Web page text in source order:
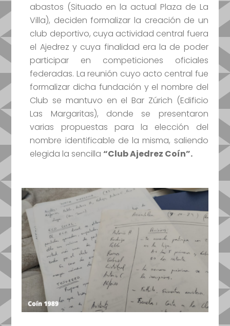
abastos (Situado en la actual Plaza de La
Villa), deciden formalizar la creación de un
club deportivo, cuya actividad central fuera
el Ajedrez y cuya finalidad era la de poder
participar en competiciones oficiales
federadas. La reunión cuyo acto central fue
formalizar dicha fundación y el nombre del
Club se mantuvo en el Bar Zúrich (Edificio
Las Margaritas), donde se presentaron
varias propuestas para la elección del
nombre identificable de la misma, saliendo
elegida la sencilla“Club Ajedrez Coín”.